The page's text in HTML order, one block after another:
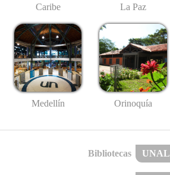
Caribe La Paz
Medellín Orinoquía
Bibliotecas UNAL